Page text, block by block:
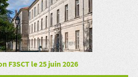
F3SCT le 25 juin 2026